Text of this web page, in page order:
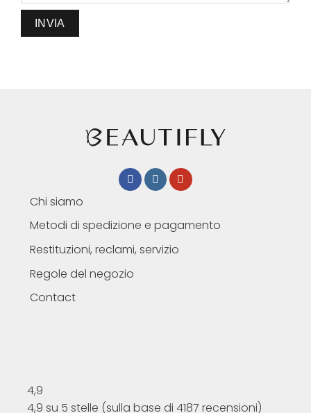
Chi siamo
Metodi di spedizione e pagamento
Restituzioni, reclami, servizio
Regole del negozio
Contact
4,9
4,9 su 5 stelle (sulla base di 4187 recensioni)